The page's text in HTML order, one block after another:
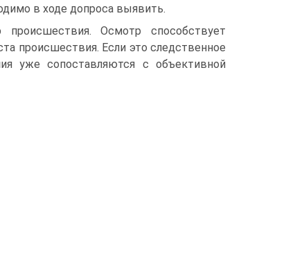
в ходе допроса выявить.
Осмотр способствует
происшествия. Если это следственное
уже сопоставляются с объективной